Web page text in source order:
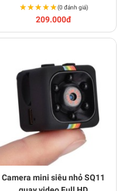
★★★★★
★★★★★(0 đánh giá)
209.000đ
Camera mini siêu nhỏ SQ11